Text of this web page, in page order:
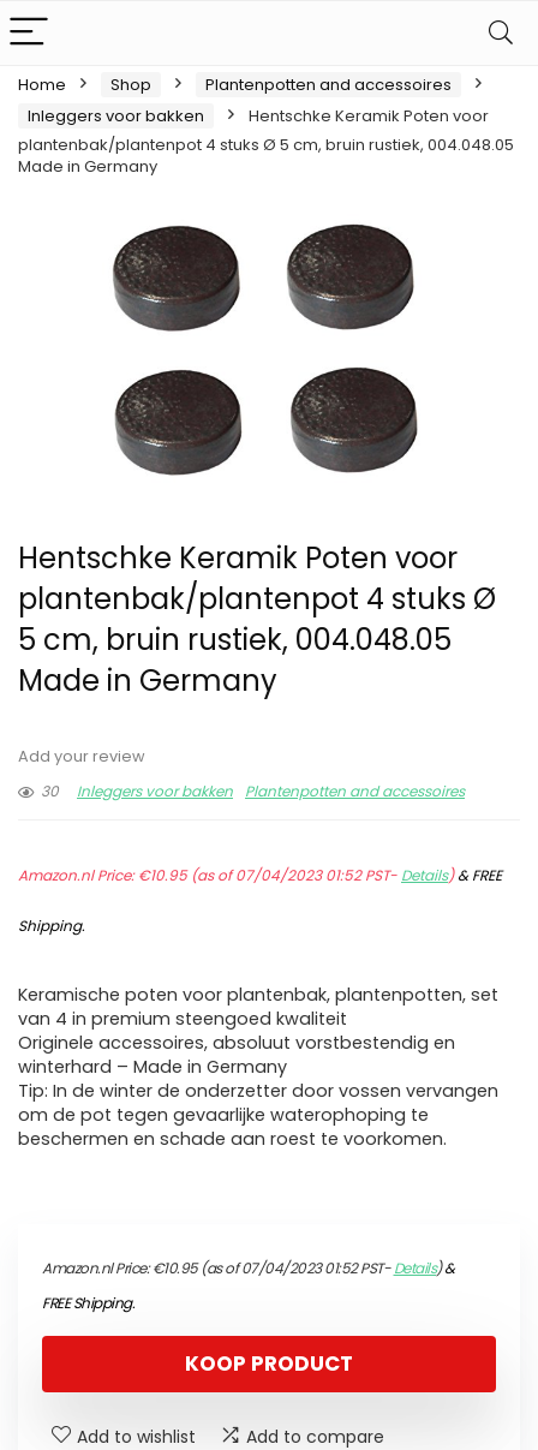
Home Shop
Plantenpotten and accessoires
Inleggers voor bakken
Hentschke Keramik Poten voor
plantenbak/plantenpot 4 stuks Ø 5 cm, bruin rustiek, 004.048.05
Made in Germany
Hentschke Keramik Poten voor
plantenbak/plantenpot 4 stuks Ø
5 cm, bruin rustiek, 004.048.05
Made in Germany
Add your review
30
Inleggers voor bakken Plantenpotten and accessoires
Amazon.nl Price:€10.95(as of 07/04/2023 01:52 PST- Details)&FREE
Shipping.
Keramische poten voor plantenbak, plantenpotten, set
van 4 in premium steengoed kwaliteit
Originele accessoires, absoluut vorstbestendig en
winterhard – Made in Germany
Tip: In de winter de onderzetter door vossen vervangen
om de pot tegen gevaarlijke waterophoping te
beschermen en schade aan roest te voorkomen.
Amazon.nl Price:€10.95(as of 07/04/2023 01:52 PST-Details)&
FREE Shipping.
KOOP PRODUCT
Add to wishlist Add to compare